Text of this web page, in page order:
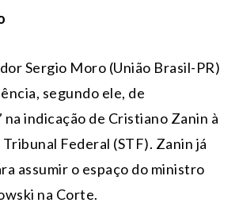
Sergio Moro (União Brasil-PR)
segundo ele, de
na indicação de Cristiano Zanin à
Federal (STF). Zanin já
assumir o espaço do ministro
na Corte.